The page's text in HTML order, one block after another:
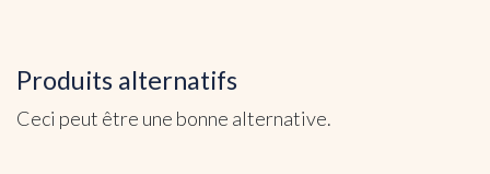
Produits alternatifs
Ceci peut être une bonne alternative.